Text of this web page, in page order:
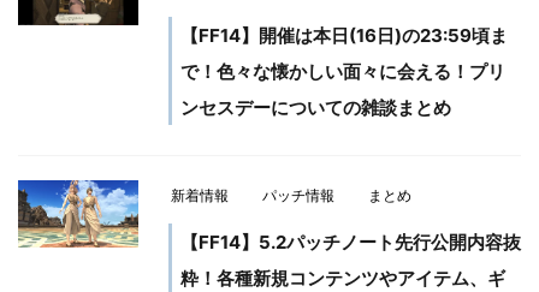
【FF14】開催は本日(16日)の23:59頃ま
で！色々な懐かしい面々に会える！プリ
ンセスデーについての雑談まとめ
新着情報 パッチ情報 まとめ
【FF14】5.2パッチノート先行公開内容抜
粋！各種新規コンテンツやアイテム、ギ